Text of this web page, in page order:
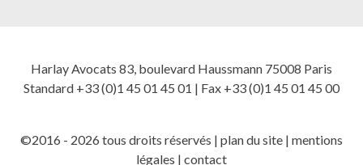
Harlay Avocats 83, boulevard Haussmann 75008 Paris
Standard +33 (0)1 45 01 45 01 | Fax +33 (0)1 45 01 45 00
©2016 - 2026 tous droits réservés | plan du site | mentions
légales | contact